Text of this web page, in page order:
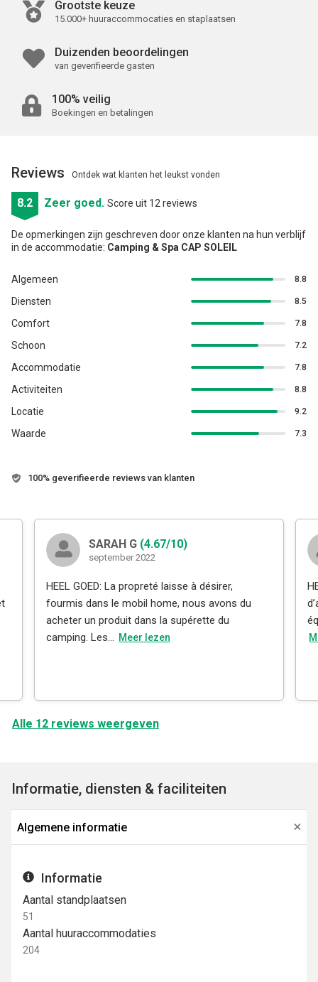
Grootste keuze
15.000+ huuraccommocaties en staplaatsen
Duizenden beoordelingen
van geverifieerde gasten
100% veilig
Boekingen en betalingen
Reviews Ontdek wat klanten het leukst vonden
8.2 Zeer goed. Score uit 12 reviews
De opmerkingen zijn geschreven door onze klanten na hun verblijf
in de accommodatie: Camping & Spa CAP SOLEIL
Algemeen 8.8
Diensten 8.5
Comfort 7.8
Schoon 7.2
Accommodatie 7.8
Activiteiten 8.8
Locatie 9.2
Waarde 7.3
100% geverifieerde reviews van klanten
SARAH G (4.67/10)
september 2022
HEEL GOED: La propreté laisse à désirer,
fourmis dans le mobil home, nous avons du
acheter un produit dans la supérette du
camping. Les... Meer lezen
Alle 12 reviews weergeven
Informatie, diensten & faciliteiten
Algemene informatie
Informatie
Aantal standplaatsen
51
Aantal huuraccommodaties
204